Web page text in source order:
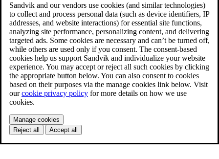
Sandvik and our vendors use cookies (and similar technologies)
to collect and process personal data (such as device identifiers, IP
addresses, and website interactions) for essential site functions,
analyzing site performance, personalizing content, and delivering
targeted ads. Some cookies are necessary and can’t be turned off,
while others are used only if you consent. The consent-based
cookies help us support Sandvik and individualize your website
experience. You may accept or reject all such cookies by clicking
the appropriate button below. You can also consent to cookies
based on their purposes via the manage cookies link below. Visit
ourcookie privacy policy for more details on how we use
cookies.
Manage cookies
Reject all
Accept all